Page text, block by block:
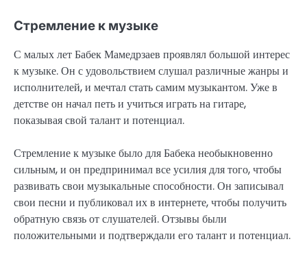
Стремление к музыке
С малых лет Бабек Мамедрзаев проявлял большой интерес
к музыке. Он с удовольствием слушал различные жанры и
исполнителей, и мечтал стать самим музыкантом. Уже в
детстве он начал петь и учиться играть на гитаре,
показывая свой талант и потенциал.
Стремление к музыке было для Бабека необыкновенно
сильным, и он предпринимал все усилия для того, чтобы
развивать свои музыкальные способности. Он записывал
свои песни и публиковал их в интернете, чтобы получить
обратную связь от слушателей. Отзывы были
положительными и подтверждали его талант и потенциал.